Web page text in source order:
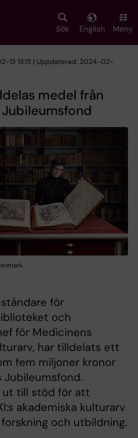
Sök English Meny
13 13:13 | Uppdaterad: 2024-02-
medel från
Jubileumsfond
för
och
för Medicinens
har tilldelats ett
fem miljoner kronor
Jubileumsfond.
ut till stöd för att
akademiska kulturarv
och utbildning.